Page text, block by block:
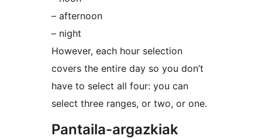
– afternoon
– night
However, each hour selection
covers the entire day so you don’t
have to select all four: you can
select three ranges, or two, or one.
Pantaila-argazkiak